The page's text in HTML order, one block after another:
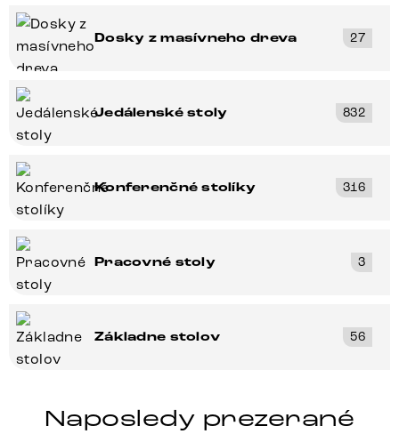
Dosky z masívneho dreva 27
Jedálenské stoly 832
Konferenčné stolíky 316
Pracovné stoly 3
Základne stolov 56
Naposledy prezerané